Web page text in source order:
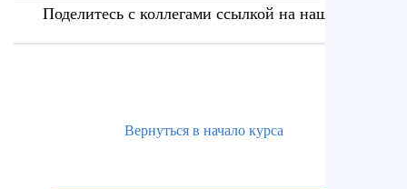
Поделитесь с коллегами ссылкой на наш сайт
Вернуться в начало курса